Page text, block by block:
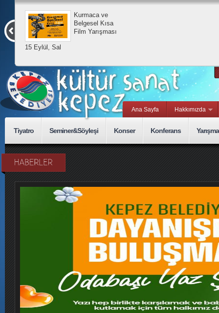
15 Eylül, Sal
Kurmaca ve
Belgesel Kısa
Film Yarışması
Ana Sayfa Hakkımızda
Tiyatro Seminer&Söyleşi Konser Konferans Yarışma